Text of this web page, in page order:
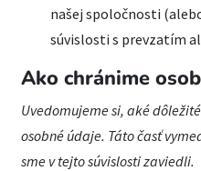
našej spoločnosti
súvislosti s prevzatím
Ako chránime
Uvedomujeme si, aké
osobné údaje. Táto časť
sme v tejto súvislosti zaviedli.